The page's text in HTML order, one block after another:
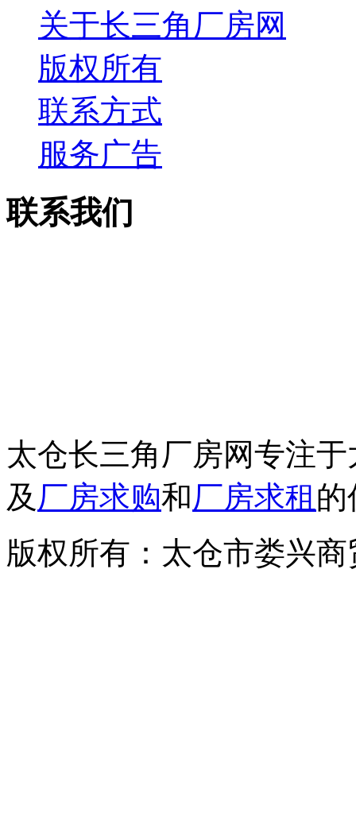
关于长三角厂房网
版权所有
联系方式
服务广告
联系我们
太仓长三角厂房网专注
及 厂房求购和厂房求租 的
版权所有：太仓市娄兴